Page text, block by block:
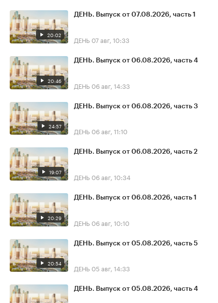
20:02
ДЕНЬ. Выпуск от 07.08.2026, часть 1
ДЕНЬ 07 авг, 10:33
20:46
ДЕНЬ. Выпуск от 06.08.2026, часть 4
ДЕНЬ 06 авг, 14:33
24:57
ДЕНЬ. Выпуск от 06.08.2026, часть 3
ДЕНЬ 06 авг, 11:10
19:07
ДЕНЬ. Выпуск от 06.08.2026, часть 2
ДЕНЬ 06 авг, 10:34
20:29
ДЕНЬ. Выпуск от 06.08.2026, часть 1
ДЕНЬ 06 авг, 10:10
20:54
ДЕНЬ. Выпуск от 05.08.2026, часть 5
ДЕНЬ 05 авг, 14:33
ДЕНЬ. Выпуск от 05.08.2026, часть 4